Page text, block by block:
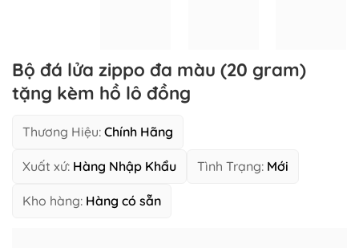
Bộ đá lửa zippo đa màu (20 gram)
tặng kèm hồ lô đồng
Thương Hiệu: Chính Hãng
Xuất xứ: Hàng Nhập Khẩu Tình Trạng: Mới
Kho hàng: Hàng có sẵn